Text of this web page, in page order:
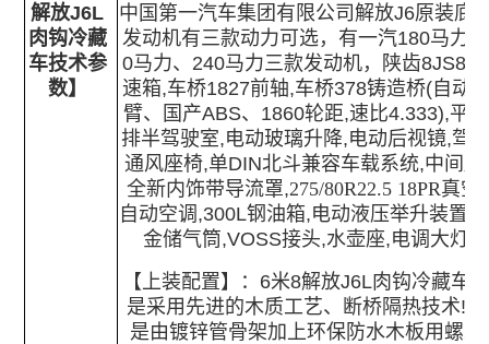
解放J6L
肉钩冷藏
车技术参
数】
中国第一汽车集团有限公司解放J6原装底
发动机有三款动力可选，有一汽180马力
0马力、240马力三款发动机，陕齿
速箱,车桥1827前轴,车桥378铸造桥(自动
臂、国产ABS、1860轮距,速比4.333),平
排半驾驶室,电动玻璃升降,电动后视镜,驾
通风座椅,单DIN北斗兼容车载系统,中间座
全新内饰带导流罩,275/80R22.5 18PR真空
自动空调,300L钢油箱,电动液压举升装置,
金储气筒,VOSS接头,水壶座,电调大灯。
【 上装配置】： 6米8解放J6L肉钩冷藏车
是采用先进的木质工艺、断桥隔热技术!
是由镀锌管骨架加上环保防水木板用螺丝